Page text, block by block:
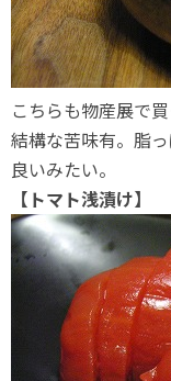
こちらも物産展で
結構な苦味有。脂
良いみたい。
【トマト浅漬け】